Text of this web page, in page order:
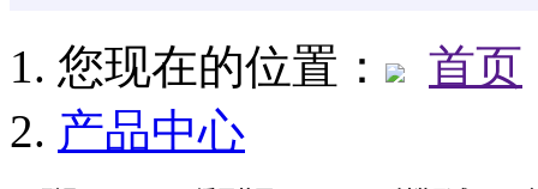
您现在的位置：
首页
产品中心